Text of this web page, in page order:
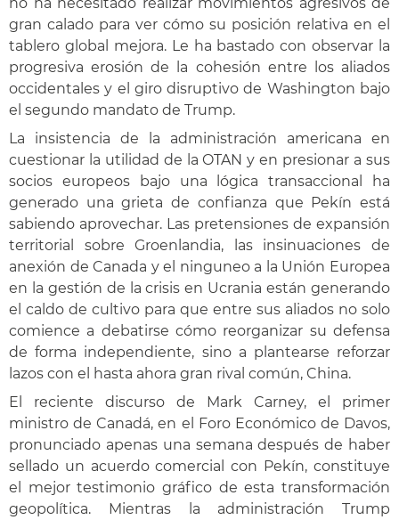
gran calado para ver cómo su posición relativa en el
tablero global mejora. Le ha bastado con observar la
progresiva erosión de la cohesión entre los aliados
occidentales y el giro disruptivo de Washington bajo
el segundo mandato de Trump.
La insistencia de la administración americana en
cuestionar la utilidad de la OTAN y en presionar a sus
socios europeos bajo una lógica transaccional ha
generado una grieta de confianza que Pekín está
sabiendo aprovechar. Las pretensiones de expansión
territorial sobre Groenlandia, las insinuaciones de
anexión de Canada y el ninguneo a la Unión Europea
en la gestión de la crisis en Ucrania están generando
el caldo de cultivo para que entre sus aliados no solo
comience a debatirse cómo reorganizar su defensa
de forma independiente, sino a plantearse reforzar
lazos con el hasta ahora gran rival común, China.
El reciente discurso de Mark Carney, el primer
ministro de Canadá, en el Foro Económico de Davos,
pronunciado apenas una semana después de haber
sellado un acuerdo comercial con Pekín, constituye
el mejor testimonio gráfico de esta transformación
geopolítica. Mientras la administración Trump